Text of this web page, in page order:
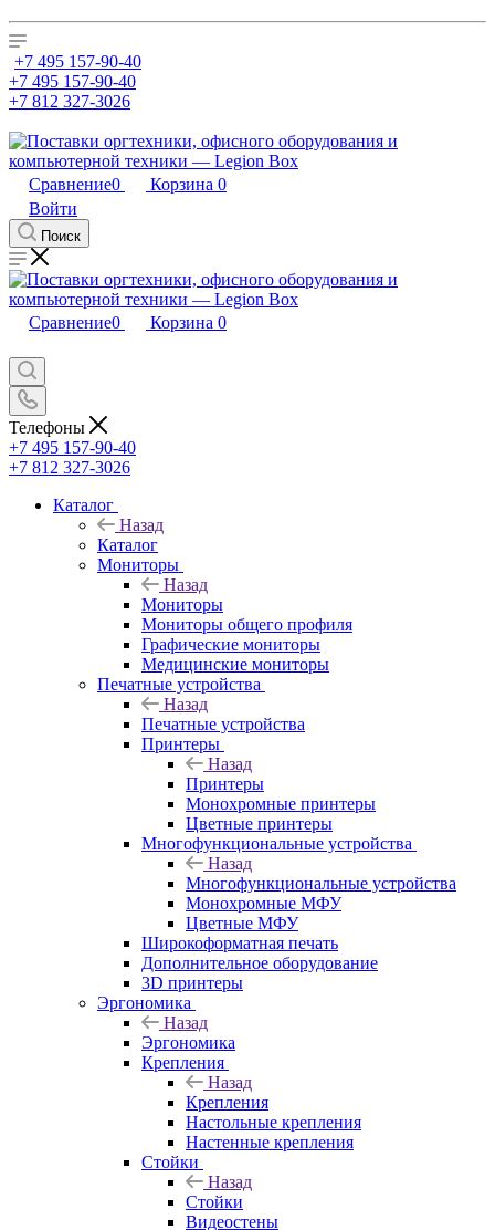
+7 495 157-90-40
+7 495 157-90-40
+7 812 327-3026
Сравнение0 Корзина 0
Войти
Поиск
Сравнение0 Корзина 0
Телефоны
+7 495 157-90-40
+7 812 327-3026
Каталог
Назад
Каталог
Мониторы
Назад
Мониторы
Мониторы общего профиля
Графические мониторы
Медицинские мониторы
Печатные устройства
Назад
Печатные устройства
Принтеры
Назад
Принтеры
Моноxромныe принтеры
Цвeтныe принтеры
Многофункциональные устройства
Назад
Многофункциональные устройства
Монохромные МФУ
Цветные МФУ
Широкоформатная печать
Дополнительное оборудование
3D принтеры
Эргономика
Назад
Эргономика
Крепления
Назад
Крепления
Настольные крепления
Настенные крепления
Стойки
Назад
Стойки
Видеостены